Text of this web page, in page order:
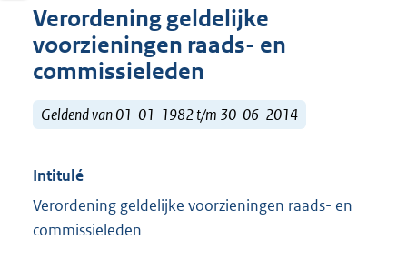
Verordening geldelijke
voorzieningen raads- en
commissieleden
Geldend van 01-01-1982 t/m 30-06-2014
Intitulé
Verordening geldelijke voorzieningen raads- en
commissieleden